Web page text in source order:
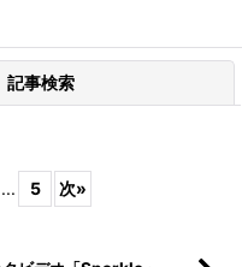
記事検索
... 5 次»